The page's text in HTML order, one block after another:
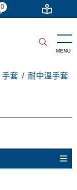
0
手套 耐中溫手套